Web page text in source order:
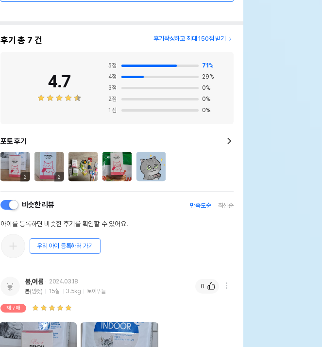
후기 총 7 건 후기작성하고 최대 150점 받기
4.7
5점 71 %
4점 29%
3점 0%
2점 0%
1 점 0%
포토 후기
2 2
비슷한 리뷰 만족도순 최신순
아이를 등록하면 비슷한 후기를 확인할 수 있어요.
우리 아이 등록하러 가기
봄,여름
2024.03.18
봄(암컷) 15살 3.5kg 토이푸들
재구매
0